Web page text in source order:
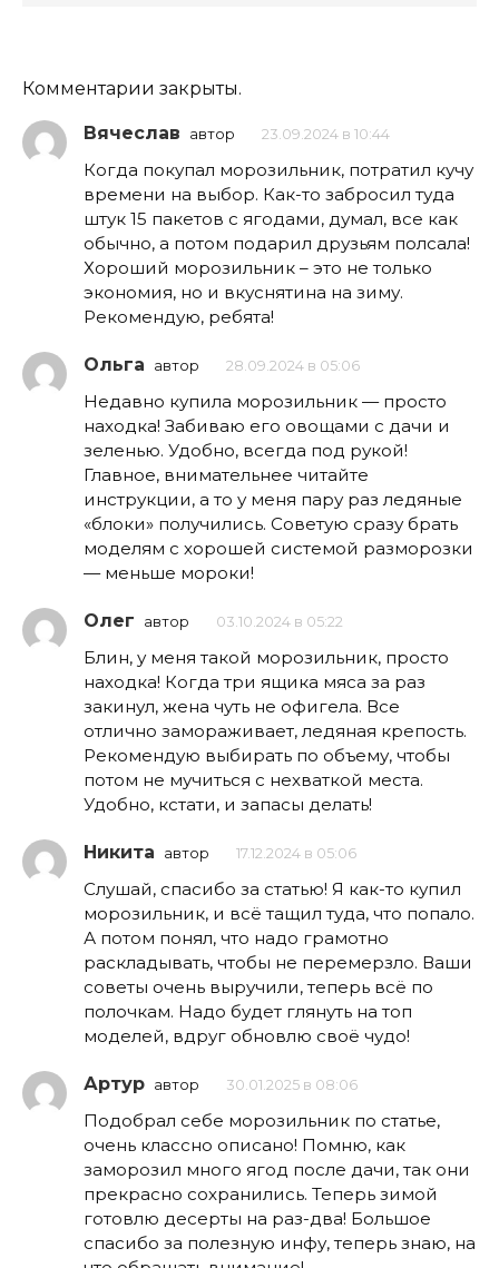
Комментарии закрыты.
Вячеслав автор 23.09.2024 в 10:44
Когда покупал морозильник, потратил кучу
времени на выбор. Как-то забросил туда
штук 15 пакетов с ягодами, думал, все как
обычно, а потом подарил друзьям полсала!
Хороший морозильник – это не только
экономия, но и вкуснятина на зиму.
Рекомендую, ребята!
Ольга автор 28.09.2024 в 05:06
Недавно купила морозильник — просто
находка! Забиваю его овощами с дачи и
зеленью. Удобно, всегда под рукой!
Главное, внимательнее читайте
инструкции, а то у меня пару раз ледяные
«блоки» получились. Советую сразу брать
моделям с хорошей системой разморозки
— меньше мороки!
Олег автор 03.10.2024 в 05:22
Блин, у меня такой морозильник, просто
находка! Когда три ящика мяса за раз
закинул, жена чуть не офигела. Все
отлично замораживает, ледяная крепость.
Рекомендую выбирать по объему, чтобы
потом не мучиться с нехваткой места.
Удобно, кстати, и запасы делать!
Никита автор 17.12.2024 в 05:06
Слушай, спасибо за статью! Я как-то купил
морозильник, и всё тащил туда, что попало.
А потом понял, что надо грамотно
раскладывать, чтобы не перемерзло. Ваши
советы очень выручили, теперь всё по
полочкам. Надо будет глянуть на топ
моделей, вдруг обновлю своё чудо!
Артур автор 30.01.2025 в 08:06
Подобрал себе морозильник по статье,
очень классно описано! Помню, как
заморозил много ягод после дачи, так они
прекрасно сохранились. Теперь зимой
готовлю десерты на раз-два! Большое
спасибо за полезную инфу, теперь знаю, на